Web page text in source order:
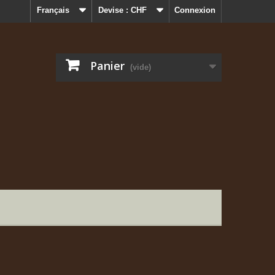
Connexion
Devise : CHF
Français
Panier (vide)